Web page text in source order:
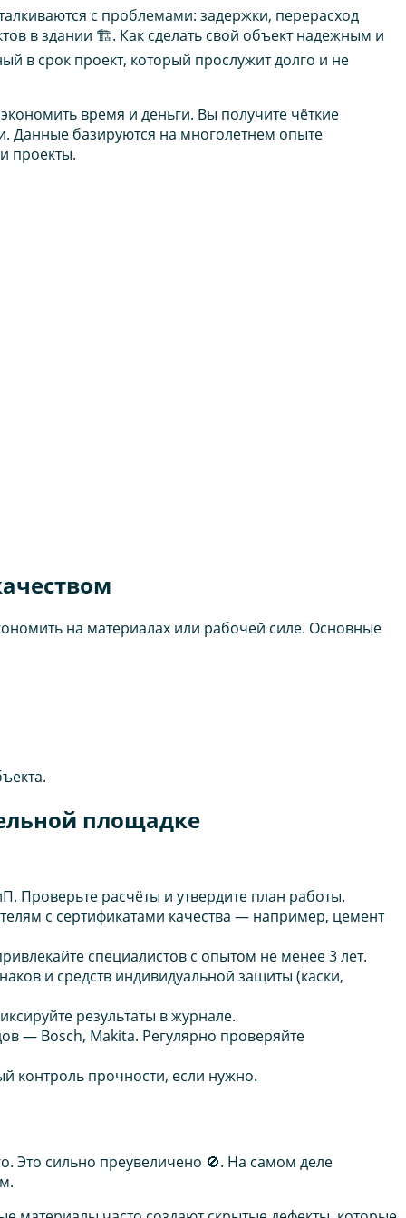
с проблемами: задержки, перерасход
в здании 🏗️. Как сделать свой объект надежным и
в срок проект, который прослужит долго и не
время и деньги. Вы получите чёткие
Данные базируются на многолетнем опыте
проекты.
на материалах или рабочей силе. Основные
площадке
Проверьте расчёты и утвердите план работы.
с сертификатами качества — например, цемент
специалистов с опытом не менее 3 лет.
и средств индивидуальной защиты (каски,
результаты в журнале.
— Bosch, Makita. Регулярно проверяйте
контроль прочности, если нужно.
Это сильно преувеличено 🚫. На самом деле